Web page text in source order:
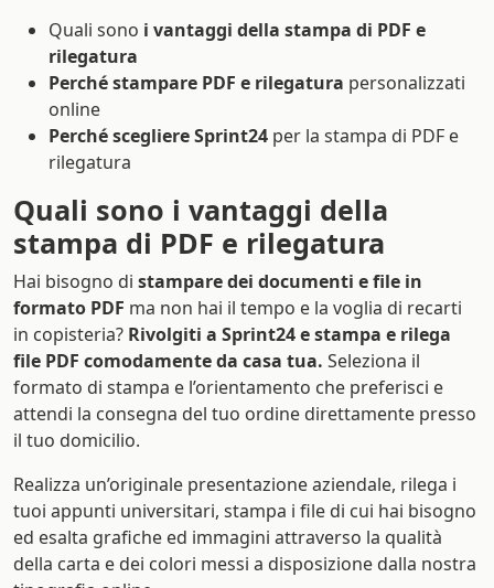
Quali sono i vantaggi della stampa di PDF e
rilegatura
Perché stampare PDF e rilegatura personalizzati
online
Perché scegliere Sprint24 per la stampa di PDF e
rilegatura
Quali sono i vantaggi della
stampa di PDF e rilegatura
Hai bisogno di stampare dei documenti e file in
formato PDF ma non hai il tempo e la voglia di recarti
in copisteria? Rivolgiti a Sprint24 e stampa e rilega
file PDF comodamente da casa tua. Seleziona il
formato di stampa e l’orientamento che preferisci e
attendi la consegna del tuo ordine direttamente presso
il tuo domicilio.
Realizza un’originale presentazione aziendale, rilega i
tuoi appunti universitari, stampa i file di cui hai bisogno
ed esalta grafiche ed immagini attraverso la qualità
della carta e dei colori messi a disposizione dalla nostra